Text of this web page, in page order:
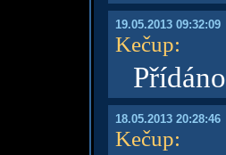
19.05.2013 09:32:09
Kečup:
Přídáno
18.05.2013 20:28:46
Kečup: